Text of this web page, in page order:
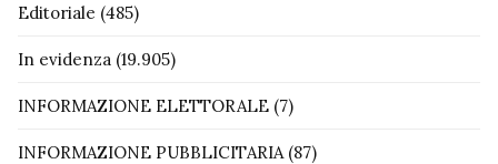
Editoriale (485)
In evidenza (19.905)
INFORMAZIONE ELETTORALE (7)
INFORMAZIONE PUBBLICITARIA (87)